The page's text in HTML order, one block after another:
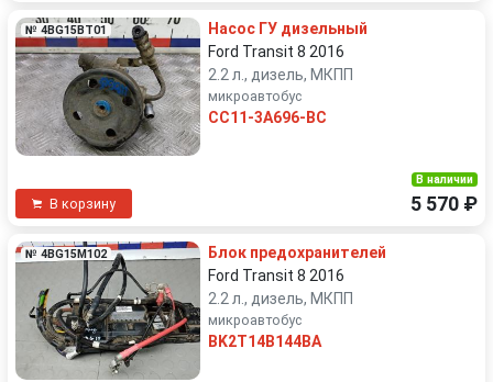
№ 4BG15BT01
Насос ГУ дизельный
Ford Transit 8 2016
2.2 л., дизель, МКПП
микроавтобус
CC11-3A696-BC
В корзину
В наличии
5 570 ₽
№ 4BG15M102
Блок предохранителей
Ford Transit 8 2016
2.2 л., дизель, МКПП
микроавтобус
BK2T14B144BA